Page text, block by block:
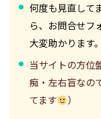
何度も見直して
ら、お問合せフ
大変助かります。
当サイトの方位
痴・左右盲なの
てます
）